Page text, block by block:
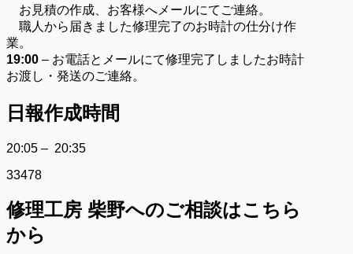
お見積の作成、お客様へメールにてご連絡。
職人から届きました修理完了のお時計の仕分け作
業。
19:00 – お電話とメールにて修理完了しましたお時計
お渡し・発送のご連絡。
日報作成時間
20:05 – 20:35
33478
修理工房 柴野へのご相談はこちら
から